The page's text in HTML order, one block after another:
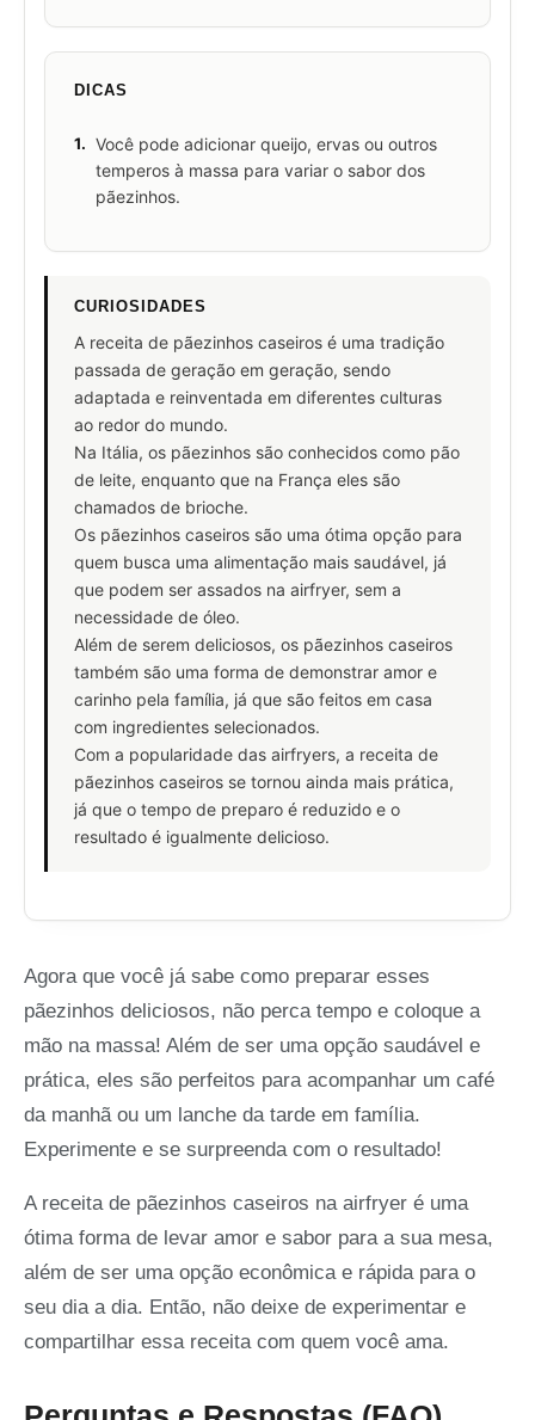
DICAS
1. Você pode adicionar queijo, ervas ou outros
temperos à massa para variar o sabor dos
pãezinhos.
CURIOSIDADES
A receita de pãezinhos caseiros é uma tradição
passada de geração em geração, sendo
adaptada e reinventada em diferentes culturas
ao redor do mundo.
Na Itália, os pãezinhos são conhecidos como pão
de leite, enquanto que na França eles são
chamados de brioche.
Os pãezinhos caseiros são uma ótima opção para
quem busca uma alimentação mais saudável, já
que podem ser assados na airfryer, sem a
necessidade de óleo.
Além de serem deliciosos, os pãezinhos caseiros
também são uma forma de demonstrar amor e
carinho pela família, já que são feitos em casa
com ingredientes selecionados.
Com a popularidade das airfryers, a receita de
pãezinhos caseiros se tornou ainda mais prática,
já que o tempo de preparo é reduzido e o
resultado é igualmente delicioso.
Agora que você já sabe como preparar esses
pãezinhos deliciosos, não perca tempo e coloque a
mão na massa! Além de ser uma opção saudável e
prática, eles são perfeitos para acompanhar um café
da manhã ou um lanche da tarde em família.
Experimente e se surpreenda com o resultado!
A receita de pãezinhos caseiros na airfryer é uma
ótima forma de levar amor e sabor para a sua mesa,
além de ser uma opção econômica e rápida para o
seu dia a dia. Então, não deixe de experimentar e
compartilhar essa receita com quem você ama.